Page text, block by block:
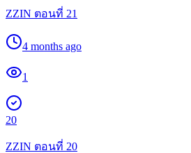
ZZIN ตอนที่ 21
4 months ago
1
20
ZZIN ตอนที่ 20